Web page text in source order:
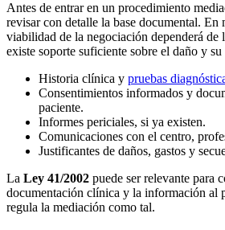
Antes de entrar en un procedimiento
revisar con detalle la base documental. En
viabilidad de la negociación dependerá de
existe soporte suficiente sobre el daño y
Historia clínica y pruebas
Consentimientos informados y
paciente.
Informes periciales, si ya existen.
Comunicaciones con el centro,
Justificantes de daños, gastos y
La Ley 41/2002 puede ser relevante para
documentación clínica y la información al
regula la mediación como tal.